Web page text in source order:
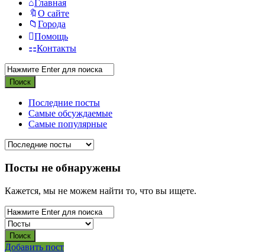
Главная
О сайте
Города
Помощь
Контакты
Последние посты
Самые обсуждаемые
Самые популярные
Посты не обнаружены
Кажется, мы не можем найти то, что вы ищете.
Боковая
Добавить пост